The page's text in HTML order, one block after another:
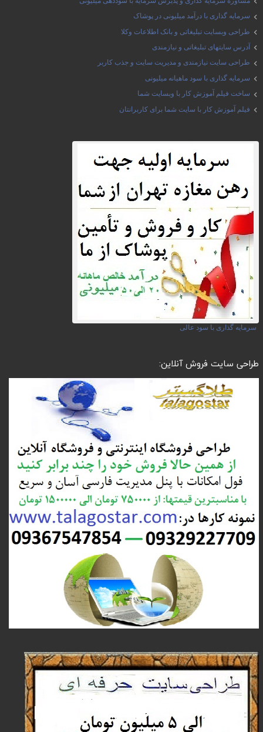
سرمایه گذاری با درآمد میلیونی در پوشاک
طراحی وبسایت تبلیغاتی و بانک اطلاعات وکلا
آدرس سایتهای تبلیغاتی و نیازمندی
طراحی سایت نیازمندی و مدیریت سایت و جذب کاربر
سرمایه گذاری با سود ماهیانه میلیونی
ساخت فیلم آموزش کار با وبسایت شما
فیلم آموزش کار با سایت شما برای کاربرانتان
سرمایه گذاری با سود عالی
طراحی سایت فروش آنلاین: